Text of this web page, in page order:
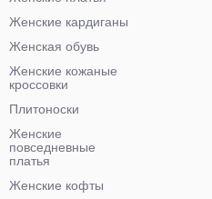
Женские кардиганы
Женская обувь
Женские кожаные
кроссовки
Плитоноски
Женские
повседневные
платья
Женские кофты